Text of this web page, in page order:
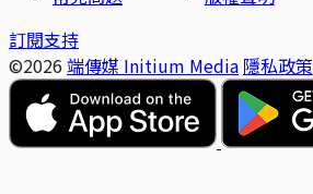
訂閱支持
©2026 端傳媒 Initium Media 隱私政策